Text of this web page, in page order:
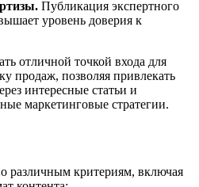
Публикация экспертного
уровень доверия к
отличной точкой входа для
продаж, позволяя привлекать
интересные статьи и
маркетинговые стратегии.
различным критериям, включая